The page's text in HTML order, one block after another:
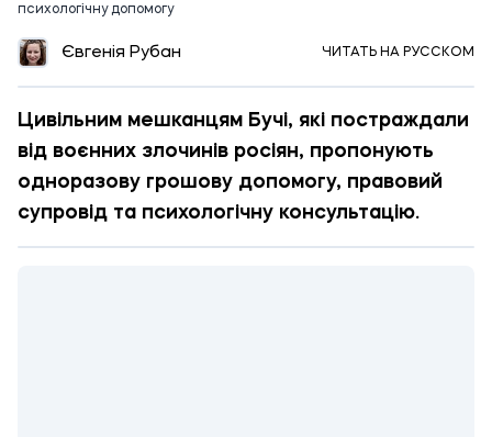
психологічну допомогу
Євгенія Рубан ЧИТАТЬ НА РУССКОМ
Цивільним мешканцям Бучі, які постраждали
від воєнних злочинів росіян, пропонують
одноразову грошову допомогу, правовий
супровід та психологічну консультацію.